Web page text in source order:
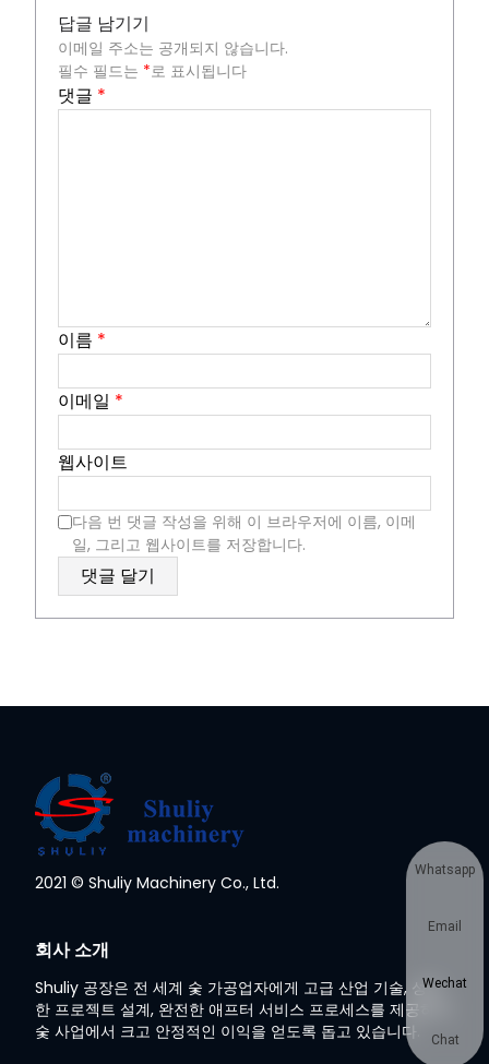
답글 남기기
이메일 주소는 공개되지 않습니다.
필수 필드는 *로 표시됩니다
댓글 *
이름 *
이메일 *
웹사이트
다음 번 댓글 작성을 위해 이 브라우저에 이름, 이메
일, 그리고 웹사이트를 저장합니다.
2021 © Shuliy Machinery Co., Ltd.
회사 소개
Shuliy 공장은 전 세계 숯 가공업자에게 고급 산업 기술, 성숙
한 프로젝트 설계, 완전한 애프터 서비스 프로세스를 제공하여
숯 사업에서 크고 안정적인 이익을 얻도록 돕고 있습니다.
Whatsapp
Email
Wechat
Chat